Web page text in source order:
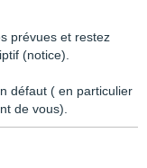
prévues et restez
(notice).
défaut ( en particulier
de vous).